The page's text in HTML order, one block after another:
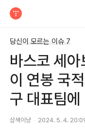
당신이 모르는 이슈 7
바스코 세
이 연봉 국
구 대표팀에
삼색이냥 2024. 5. 4.